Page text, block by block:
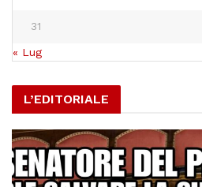
31
« Lug
L’EDITORIALE